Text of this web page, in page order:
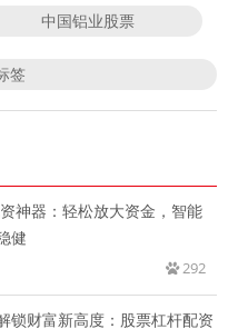
中国铝业股票
签
神器：轻松放大资金，智能
健
292
锁财富新高度：股票杠杆配资